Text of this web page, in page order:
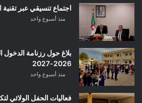
اجتماع تنسيقي عبر
منذ أسبوع واحد
بلاغ حول رزنامة الدخول
2026-2027
منذ أسبوع واحد
فعاليات الحفل الولائي